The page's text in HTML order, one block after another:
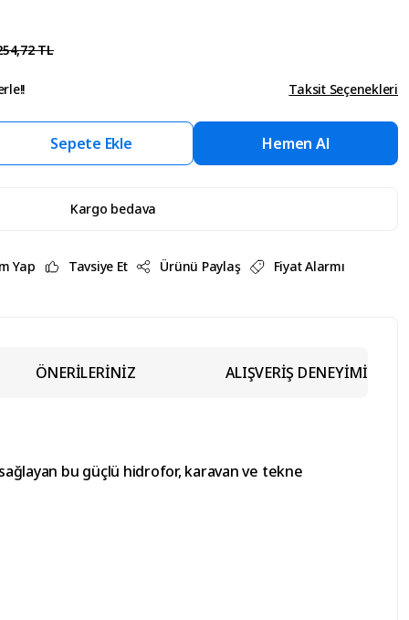
TL
Taksit Seçenekleri
Sepete Ekle Hemen Al
Kargo bedava
Yap Tavsiye Et Ürünü Paylaş Fiyat Alarmı
ÖNERİLERİNİZ ALIŞVERİŞ DENEYİMİ
bu güçlü hidrofor, karavan ve tekne